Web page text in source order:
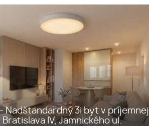
- Nadštandardný 3i byt v príjemnej
IV, Jamnického ul.